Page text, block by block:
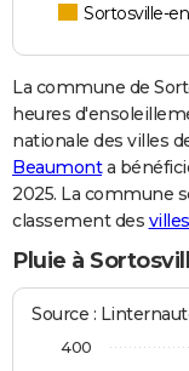
Sortosville-
La commune de
heures
nationale des villes
Beaumonta
2025. La commune
classement des
Pluie à
Source :
400